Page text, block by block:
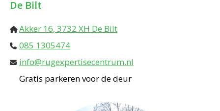
De Bilt
Akker 16, 3732 XH De Bilt
085 1305474
info@rugexpertisecentrum.nl
Gratis parkeren voor de deur